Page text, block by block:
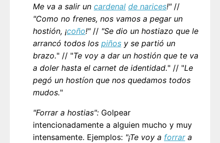
Me va a salir un cardenal de narices!"//
"Como no frenes, nos vamos a pegar un
hostión, ¡coño!"// "Se dio un hostiazo que le
arrancó todos los piños y se partió un
brazo." // "Te voy a dar un hostión que te va
a doler hasta el carnet de identidad." // "Le
pegó un hostíon que nos quedamos todos
mudos."
"Forrar a hostias": Golpear
intencionadamente a alguien mucho y muy
intensamente. Ejemplos: "¡Te voy a forrara